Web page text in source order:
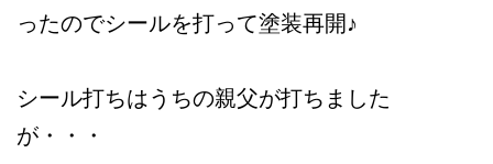
ったのでシールを打って塗装再開♪
シール打ちはうちの親父が打ちました
が・・・